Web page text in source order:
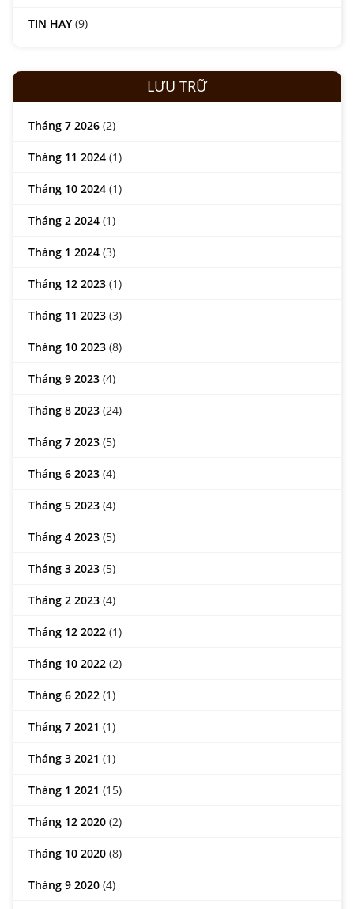
TIN HAY (9)
LƯU TRỮ
Tháng 7 2026 (2)
Tháng 11 2024 (1)
Tháng 10 2024 (1)
Tháng 2 2024 (1)
Tháng 1 2024 (3)
Tháng 12 2023 (1)
Tháng 11 2023 (3)
Tháng 10 2023 (8)
Tháng 9 2023 (4)
Tháng 8 2023 (24)
Tháng 7 2023 (5)
Tháng 6 2023 (4)
Tháng 5 2023 (4)
Tháng 4 2023 (5)
Tháng 3 2023 (5)
Tháng 2 2023 (4)
Tháng 12 2022 (1)
Tháng 10 2022 (2)
Tháng 6 2022 (1)
Tháng 7 2021 (1)
Tháng 3 2021 (1)
Tháng 1 2021 (15)
Tháng 12 2020 (2)
Tháng 10 2020 (8)
Tháng 9 2020 (4)